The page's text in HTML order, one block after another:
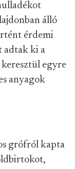
álló
érdemi
adtak ki a
keresztül egyre
anyagok
grófról kapta